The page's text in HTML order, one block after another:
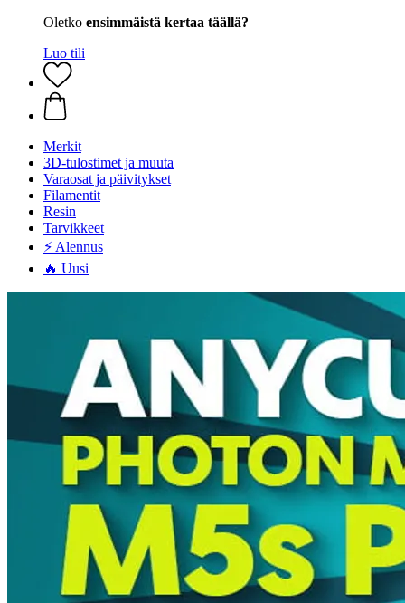
Oletko ensimmäistä kertaa täällä?
Luo tili
Merkit
3D-tulostimet ja muuta
Varaosat ja päivitykset
Filamentit
Resin
Tarvikkeet
⚡ Alennus
🔥 Uusi